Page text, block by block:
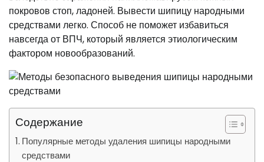
покровов стоп, ладоней. Вывести шипицу народными
средствами легко. Способ не поможет избавиться
навсегда от ВПЧ, который является этиологическим
фактором новообразований.
Содержание
Популярные методы удаления шипицы народными
средствами